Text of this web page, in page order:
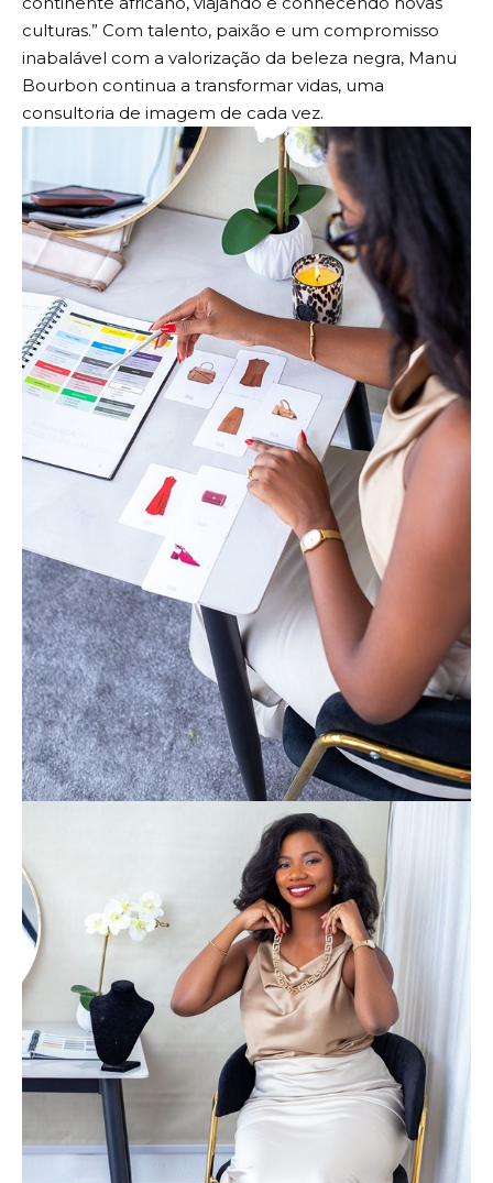
culturas.” Com talento, paixão e um compromisso
inabalável com a valorização da beleza negra, Manu
Bourbon continua a transformar vidas, uma
consultoria de imagem de cada vez.